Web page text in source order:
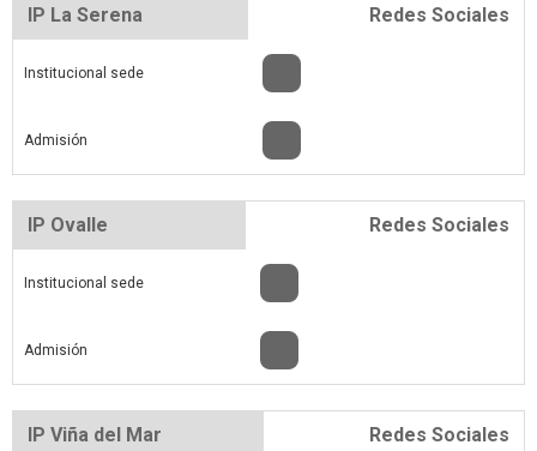
IP La Serena Redes Sociales
Institucional sede
Admisión
IP Ovalle Redes Sociales
Institucional sede
Admisión
IP Viña del Mar Redes Sociales